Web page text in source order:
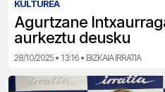
KULTUREA
Agurtzane
aurkeztu deusku
28/10/2025 • 13:16 • BIZKAIA IRRATIA